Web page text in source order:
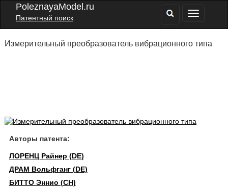
PoleznayaModel.ru
Патентный поиск
Измерительный преобразователь вибрационного типа
Авторы патента:
ЛОРЕНЦ Райнер (DE)
ДРАМ Вольфганг (DE)
БИТТО Эннио (CH)